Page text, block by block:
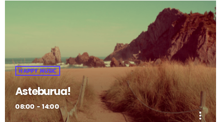
HAPPY MUSIC
Asteburua!
08:00 - 14:00
more_vert